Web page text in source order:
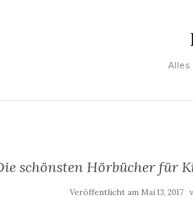
schönsten Hörbücher für
Veröffentlicht am Mai 13, 2017